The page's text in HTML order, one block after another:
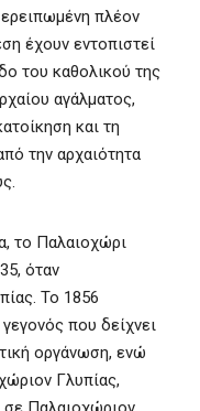
πλέον
έχουν εντοπιστεί
του καθολικού της
αγάλματος,
και τη
την αρχαιότητα
το Παλαιοχώρι
όταν
Το 1856
που δείχνει
οργάνωση, ενώ
Γλυπίας,